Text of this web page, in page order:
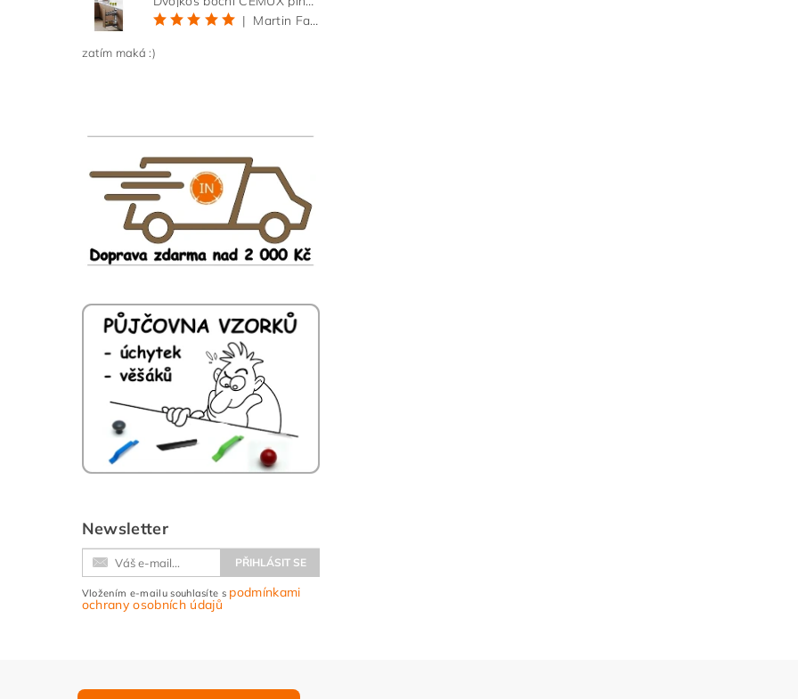
|
Martin Faltus
zatím maká :)
Newsletter
Vložením e-mailu souhlasíte s podmínkami
ochrany osobních údajů